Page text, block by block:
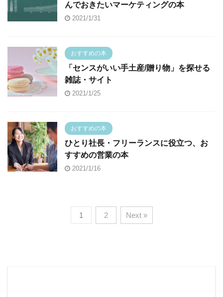
んでおきたいマーケティングの本
2021/1/31
おすすめの本
「センスがいい手土産/贈り物」を探せる
雑誌・サイト
2021/1/25
おすすめの本
ひとり社長・フリーランスに役立つ、お
すすめの営業の本
2021/1/16
1 2 Next »